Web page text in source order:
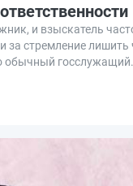
и взыскатель
стремление